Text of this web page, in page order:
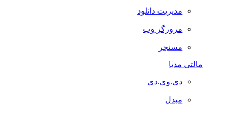
مدیریت دانلود
مرورگر وب
مسنجر
مالتی مدیا
دی.وی.دی
مبدل